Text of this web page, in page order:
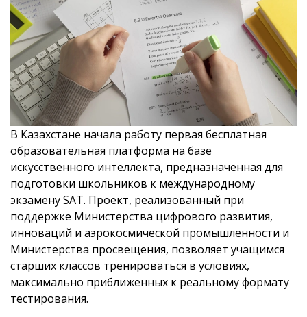
В Казахстане начала работу первая бесплатная
образовательная платформа на базе
искусственного интеллекта, предназначенная для
подготовки школьников к международному
экзамену SAT. Проект, реализованный при
поддержке Министерства цифрового развития,
инноваций и аэрокосмической промышленности и
Министерства просвещения, позволяет учащимся
старших классов тренироваться в условиях,
максимально приближенных к реальному формату
тестирования.